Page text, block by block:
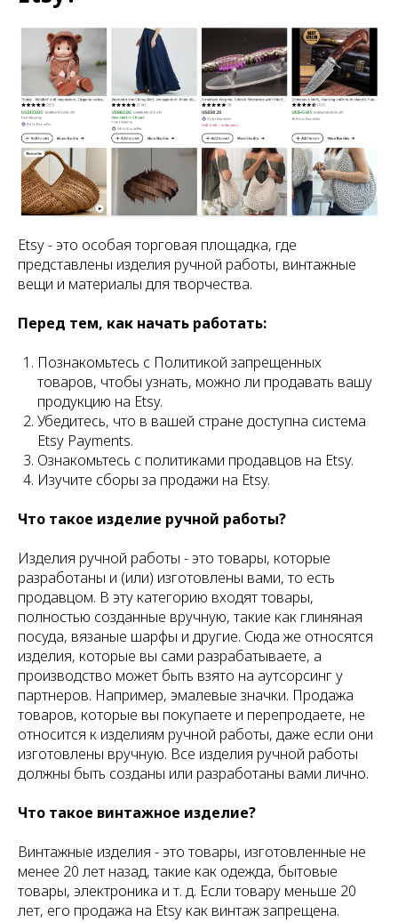
Etsy - это особая торговая площадка, где
представлены изделия ручной работы, винтажные
вещи и материалы для творчества.
Перед тем, как начать работать:
Познакомьтесь с Политикой запрещенных
товаров, чтобы узнать, можно ли продавать вашу
продукцию на Etsy.
Убедитесь, что в вашей стране доступна система
Etsy Payments.
Ознакомьтесь с политиками продавцов на Etsy.
Изучите сборы за продажи на Etsy.
Что такое изделие ручной работы?
Изделия ручной работы - это товары, которые
разработаны и (или) изготовлены вами, то есть
продавцом. В эту категорию входят товары,
полностью созданные вручную, такие как глиняная
посуда, вязаные шарфы и другие. Сюда же относятся
изделия, которые вы сами разрабатываете, а
производство может быть взято на аутсорсинг у
партнеров. Например, эмалевые значки. Продажа
товаров, которые вы покупаете и перепродаете, не
относится к изделиям ручной работы, даже если они
изготовлены вручную. Все изделия ручной работы
должны быть созданы или разработаны вами лично.
Что такое винтажное изделие?
Винтажные изделия - это товары, изготовленные не
менее 20 лет назад, такие как одежда, бытовые
товары, электроника и т. д. Если товару меньше 20
лет, его продажа на Etsy как винтаж запрещена.